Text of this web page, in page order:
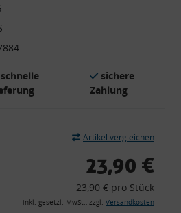
schnelle
sichere
Zahlung
Artikel vergleichen
23,90 €
23,90 € pro Stück
inkl. gesetzl. MwSt., zzgl. Versandkosten